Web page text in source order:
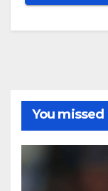
You missed